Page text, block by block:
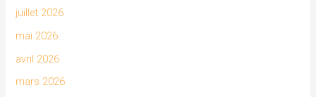
juillet 2026
mai 2026
avril 2026
mars 2026